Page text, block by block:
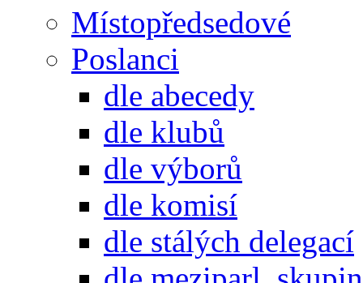
Místopředsedové
Poslanci
dle abecedy
dle klubů
dle výborů
dle komisí
dle stálých delegací